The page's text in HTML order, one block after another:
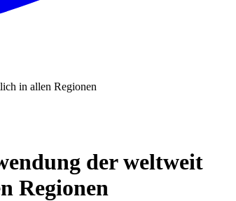
in allen Regionen
der weltweit
Regionen